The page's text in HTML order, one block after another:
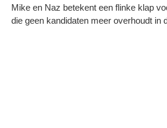
Mike en Naz betekent een flinke klap
die geen kandidaten meer overhoudt in